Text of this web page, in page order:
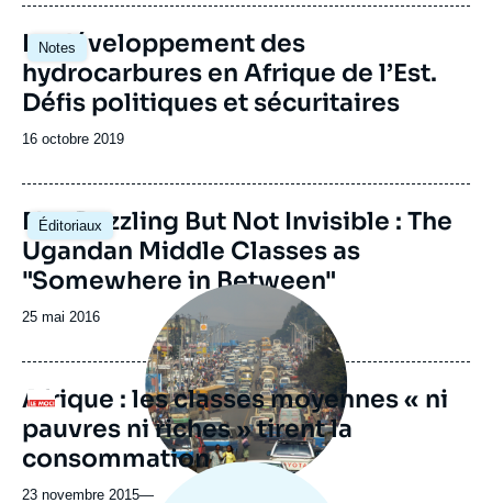
Notes
Image
principale
Le développement des
hydrocarbures en Afrique de l’Est.
Défis politiques et sécuritaires
Date
publication
16 octobre 2019
Éditoriaux
Not Dazzling But Not Invisible : The
Ugandan Middle Classes as
"Somewhere in Between"
Date
publication
25 mai 2016
Logo
Image
principale
médiatique
Afrique : les classes moyennes « ni
pauvres ni riches » tirent la
consommation
23 novembre 2015—